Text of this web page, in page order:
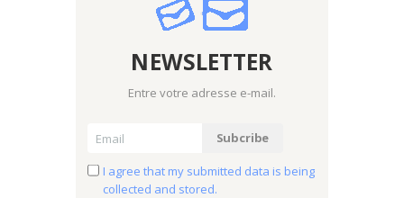
NEWSLETTER
Entre votre adresse e-mail.
I agree that my submitted data is being
collected and stored.